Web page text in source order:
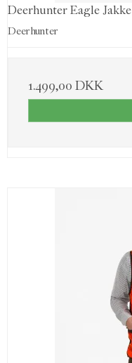
Deerhunter Eagle
Deerhunter
1.499,00 DKK